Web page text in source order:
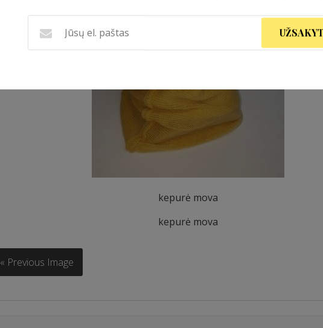
kepurė mova
kepurė mova
« Previous Image